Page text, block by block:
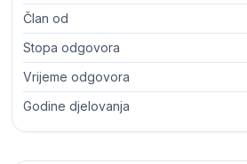
Član od
Stopa odgovora
Vrijeme odgovora
Godine djelovanja